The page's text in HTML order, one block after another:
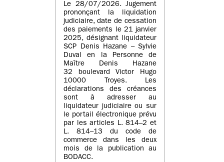
Le 28/07/2026. Jugement
prononçant la liquidation
judiciaire, date de cessation
des paiements le 21 janvier
2025, désignant liquidateur
SCP Denis Hazane – Sylvie
Duval en la Personne de
Maître Denis Hazane
32 boulevard Victor Hugo
10000 Troyes. Les
déclarations des créances
sont à adresser au
liquidateur judiciaire ou sur
le portail électronique prévu
par les articles L. 814–2 et
L. 814–13 du code de
commerce dans les deux
mois de la publication au
BODACC.